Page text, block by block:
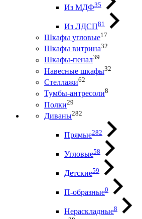
Из МДФ35
Из ЛДСП81
Шкафы угловые17
Шкафы витрина32
Шкафы-пенал39
Навесные шкафы32
Стеллажи62
Тумбы-антресоли8
Полки29
Диваны282
Прямые282
Угловые58
Детские59
П-образные0
Нераскладные8